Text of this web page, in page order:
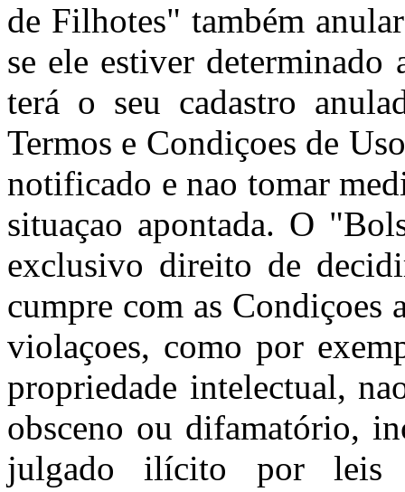
de Filhotes" também
se ele estiver
terá o seu cadastro
Termos e Condiçoes de
notificado e nao tomar
situaçao apontada. O
exclusivo direito de
cumpre com as Condiçoes
violaçoes, como por
propriedade intelectual,
obsceno ou difamatório,
julgado ilícito por leis